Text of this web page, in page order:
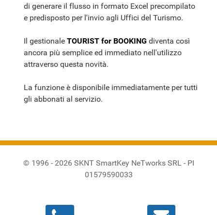
di generare il flusso in formato Excel precompilato
e predisposto per l'invio agli Uffici del Turismo.
Il gestionale TOURIST for BOOKING diventa così
ancora più semplice ed immediato nell'utilizzo
attraverso questa novità.
La funzione è disponibile immediatamente per tutti
gli abbonati al servizio.
© 1996 - 2026 SKNT SmartKey NeTworks SRL - PI
01579590033